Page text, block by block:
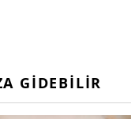
GIDEBILIR